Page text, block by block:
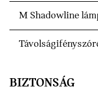
M Shadowline
BIZTONSÁG